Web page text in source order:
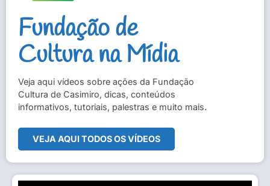
Fundação de
Cultura na Mídia
Veja aqui vídeos sobre ações da Fundação
Cultura de Casimiro, dicas, conteúdos
informativos, tutoriais, palestras e muito mais.
VEJA AQUI TODOS OS VÍDEOS